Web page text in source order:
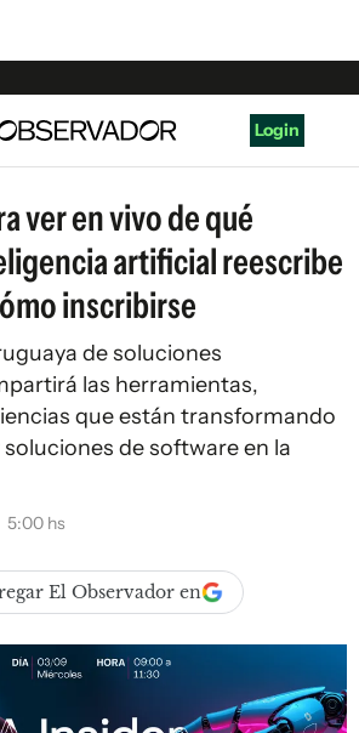
Login
ver en vivo de qué
artificial reescribe
inscribirse
de soluciones
las herramientas,
que están transformando
de software en la
5:00 hs
El Observador en